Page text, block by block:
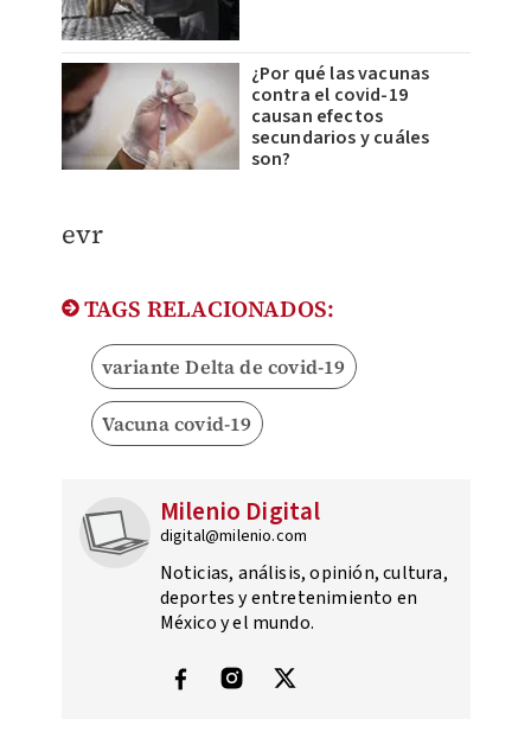
¿Por qué las vacunas
contra el covid-19
causan efectos
secundarios y cuáles
son?
evr
TAGS RELACIONADOS:
variante Delta de covid-19
Vacuna covid-19
Milenio Digital
digital@milenio.com
Noticias, análisis, opinión, cultura,
deportes y entretenimiento en
México y el mundo.